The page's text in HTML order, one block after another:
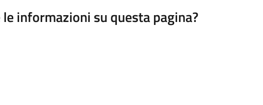
informazioni su questa pagina?